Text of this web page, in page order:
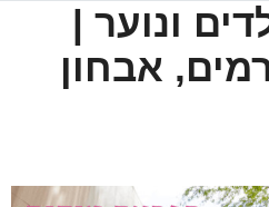
ונוער |
אבחון